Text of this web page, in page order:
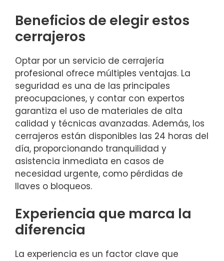
Beneficios de elegir estos
cerrajeros
Optar por un servicio de cerrajería
profesional ofrece múltiples ventajas. La
seguridad es una de las principales
preocupaciones, y contar con expertos
garantiza el uso de materiales de alta
calidad y técnicas avanzadas. Además, los
cerrajeros están disponibles las 24 horas del
día, proporcionando tranquilidad y
asistencia inmediata en casos de
necesidad urgente, como pérdidas de
llaves o bloqueos.
Experiencia que marca la
diferencia
La experiencia es un factor clave que